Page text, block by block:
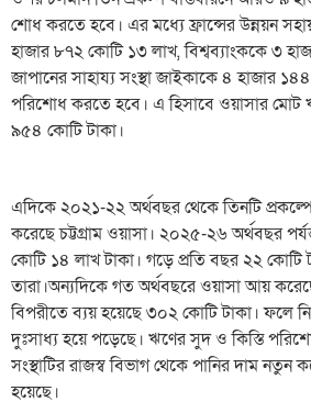
শোধ করতে হবে। এর মধ্যে ফ্রান্সের উন্নয়ন
হাজার ৮৭২ কোটি ১৩ লাখ, বিশ্বব্যাংককে ৩
জাপানের সাহায্য সংস্থা জাইকাকে ৪ হাজার
পরিশোধ করতে হবে। এ হিসাবে ওয়াসার মোট
৯৫৪ কোটি টাকা।
এদিকে ২০২১-২২ অর্থবছর থেকে তিনটি
করেছে চট্টগ্রাম ওয়াসা। ২০২৫-২৬ অর্থবছর
কোটি ১৪ লাখ টাকা। গড়ে প্রতি বছর ২২
তারা।অন্যদিকে গত অর্থবছরে ওয়াসা আয়
বিপরীতে ব্যয় হয়েছে ৩০২ কোটি টাকা। ফলে
দুঃসাধ্য হয়ে পড়েছে। ঋণের সুদ ও কিস্তি
সংস্থাটির রাজস্ব বিভাগ থেকে পানির দাম নতুন
হয়েছে।